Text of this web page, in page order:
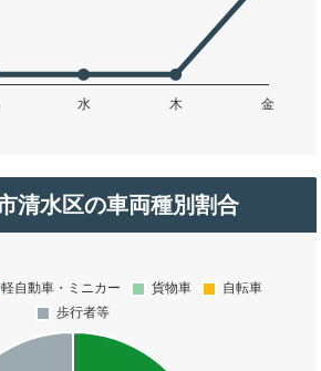
清水区の車両種別割合